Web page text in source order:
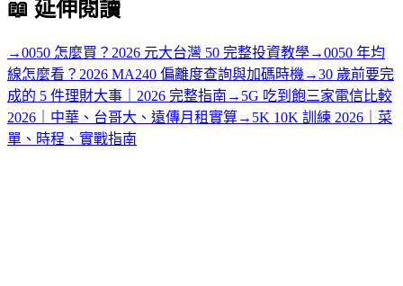
📖 延伸閱讀
→0050 怎麼買？2026 元大台灣 50 完整投資教學→0050 年均
線怎麼看？2026 MA240 偏離度查詢與加碼時機 →30 歲前要完
成的 5 件理財大事｜2026 完整指南 → 5G 吃到飽三家電信比較
2026｜中華、台哥大、遠傳月租實算→ 5K 10K 訓練 2026｜菜
單、時程、實戰指南